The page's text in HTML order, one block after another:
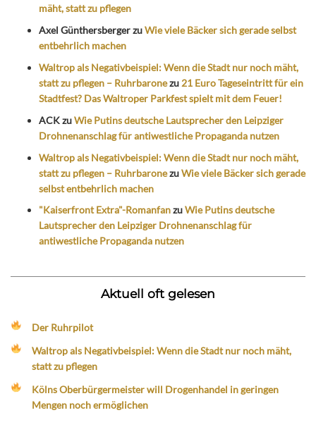
mäht, statt zu pflegen
Axel GünthersbergerzuWie viele Bäcker sich gerade selbst
entbehrlich machen
Waltrop als Negativbeispiel: Wenn die Stadt nur noch mäht,
statt zu pflegen – Ruhrbaronezu 21 Euro Tageseintritt für ein
Stadtfest? Das Waltroper Parkfest spielt mit dem Feuer!
ACKzuWie Putins deutsche Lautsprecher den Leipziger
Drohnenanschlag für antiwestliche Propaganda nutzen
Waltrop als Negativbeispiel: Wenn die Stadt nur noch mäht,
statt zu pflegen – RuhrbaronezuWie viele Bäcker sich gerade
selbst entbehrlich machen
"Kaiserfront Extra"-RomanfanzuWie Putins deutsche
Lautsprecher den Leipziger Drohnenanschlag für
antiwestliche Propaganda nutzen
Aktuell oft gelesen
Der Ruhrpilot
Waltrop als Negativbeispiel: Wenn die Stadt nur noch mäht,
statt zu pflegen
Kölns Oberbürgermeister will Drogenhandel in geringen
Mengen noch ermöglichen